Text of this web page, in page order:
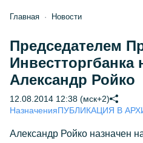
Главная Новости
Председателем
Инвестторгбанка
Александр Ройко
12.08.2014 12:38 (мск+2)
НазначенияПУБЛИКАЦИЯ В
Александр Ройко назначен